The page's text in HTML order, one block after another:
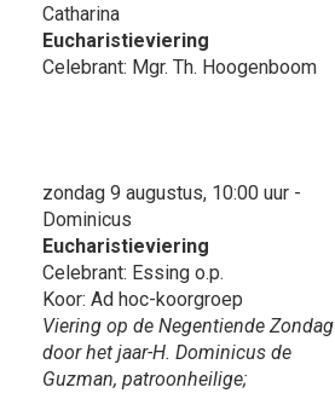
Catharina
Eucharistieviering
Celebrant: Mgr. Th. Hoogenboom
zondag 9 augustus, 10:00 uur -
Dominicus
Eucharistieviering
Celebrant: Essing o.p.
Koor: Ad hoc-koorgroep
Viering op de Negentiende Zondag
door het jaar-H. Dominicus de
Guzman, patroonheilige;